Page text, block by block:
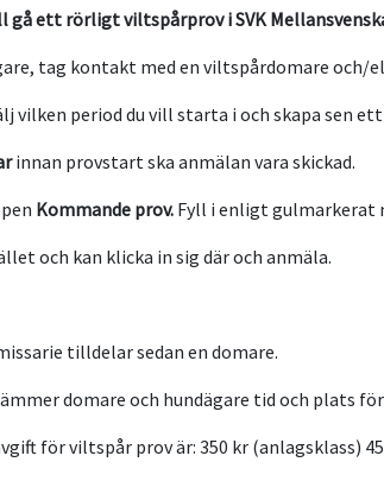
gå ett rörligt viltspårprov i SVK
tag kontakt med en viltspårdomare och/
vilken period du vill starta i och skapa sen
innan provstart ska anmälan vara skickad.
Kommande prov. Fyll i enligt gulmarkerat
och kan klicka in sig där och anmäla.
tilldelar sedan en domare.
domare och hundägare tid och plats
för viltspår prov är: 350 kr (anlagsklass)